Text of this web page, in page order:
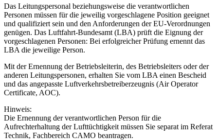
Das Leitungspersonal beziehungsweise die verantwortlichen
Personen müssen für die jeweilig vorgeschlagene Position geeignet
und qualifiziert sein und den Anforderungen der EU-Verordnungen
genügen. Das Luftfahrt-Bundesamt (LBA) prüft die Eignung der
vorgeschlagenen Personen: Bei erfolgreicher Prüfung ernennt das
LBA die jeweilige Person.
Mit der Ernennung der Betriebsleiterin, des Betriebsleiters oder der
anderen Leitungspersonen, erhalten Sie vom LBA einen Bescheid
und das angepasste Luftverkehrsbetreiberzeugnis (Air Operator
Certificate, AOC).
Hinweis:
Die Ernennung der verantwortlichen Person für die
Aufrechterhaltung der Lufttüchtigkeit müssen Sie separat im Referat
Technik, Fachbereich CAMO beantragen.